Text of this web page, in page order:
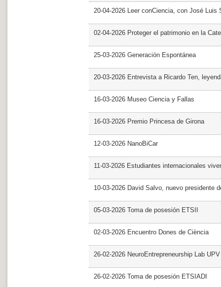
20-04-2026 Leer conCiencia, con José Luis
02-04-2026 Proteger el patrimonio en la
25-03-2026 Generación Espontánea
20-03-2026 Entrevista a Ricardo Ten,
16-03-2026 Museo Ciencia y Fallas
16-03-2026 Premio Princesa de Girona
12-03-2026 NanoBiCar
11-03-2026 Estudiantes internacionales
10-03-2026 David Salvo, nuevo presidente
05-03-2026 Toma de posesión ETSII
02-03-2026 Encuentro Dones de Ciència
26-02-2026 NeuroEntrepreneurship Lab UPV
26-02-2026 Toma de posesión ETSIADI